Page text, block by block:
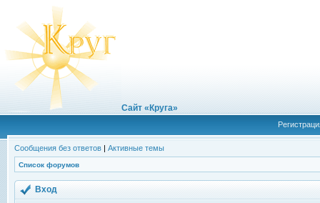
Сайт «Круга»
Сообщения без ответов | Активные темы
Список форумов
Вход